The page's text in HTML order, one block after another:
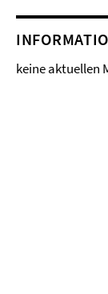
keine aktuellen